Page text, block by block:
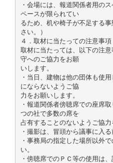
・会場には、報道関係者用の
ペースが限られてい
るため、机や椅子が不足する
さい。）
４．取材に当たっての注意事項
取材に当たっては、以下の注
守へのご協力をお願
いします。
・当日、建物は他の団体も使
にならないようご協
力をお願いします。
・報道関係者傍聴席での座席
つの社で多数の席を
占有することのないようご協力
・撮影は、冒頭から議事に入る
・事務局の指定した場所以外
い。
・傍聴席でのＰＣ等の使用は